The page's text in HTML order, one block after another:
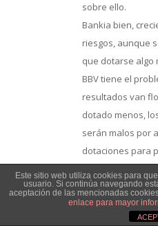
sobre ello.
Bankia bien,
riesgos, aunque
que dotarse algo
BBV tiene el
resultados van
dotado menos,
serán malos por
dotaciones para
ordinarios y
tendrá que
COVID porque
Este sitio web utiliza cookies para
usuario. Si continúa navegando
aceptación de las mencionadas
enlace para mayor